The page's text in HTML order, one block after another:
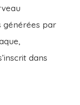
générées par
dans